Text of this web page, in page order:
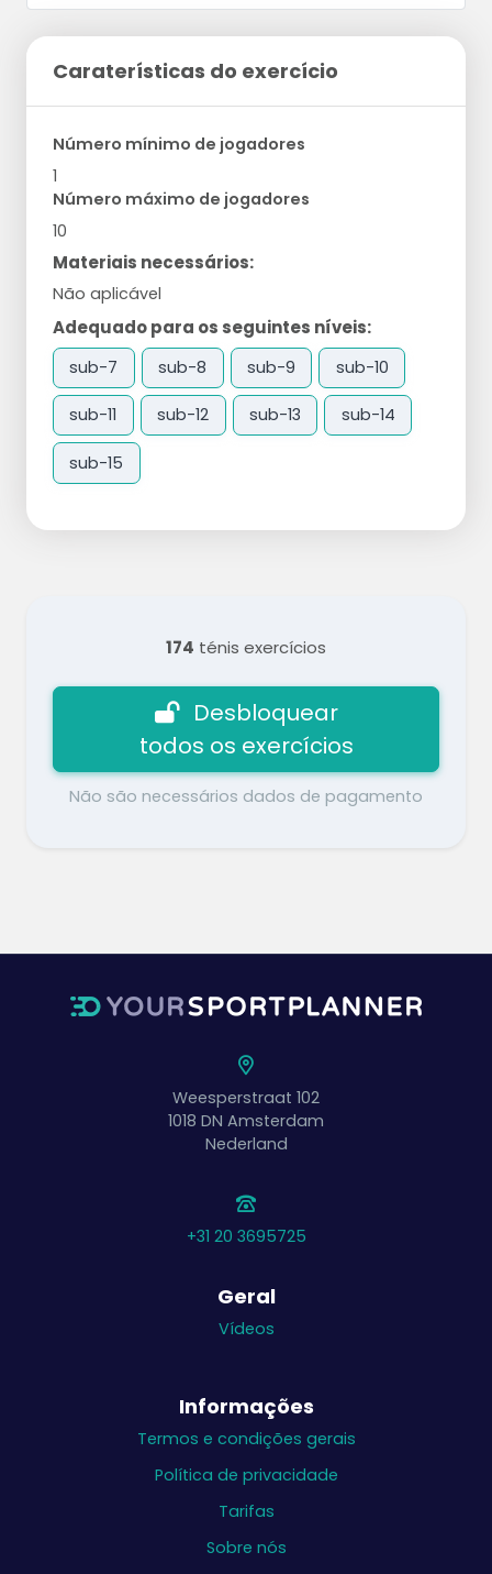
Caraterísticas do exercício
Número mínimo de jogadores
1
Número máximo de jogadores
10
Materiais necessários:
Não aplicável
Adequado para os seguintes níveis:
sub-7 sub-8 sub-9 sub-10
sub-11 sub-12 sub-13 sub-14
sub-15
174 ténis exercícios
Desbloquear
todos os exercícios
Não são necessários dados de pagamento
Weesperstraat 102
1018 DN Amsterdam
Nederland
+31 20 3695725
Geral
Vídeos
Informações
Termos e condições gerais
Política de privacidade
Tarifas
Sobre nós